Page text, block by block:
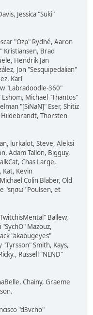
Jessica "Suki"
"Ozp" Rydhé, Aaron
Kristiansen, Brad
Hendrik Jan
Jon "Sesquipedalian"
Karl
"Labradoodle-360"
Michael "Thantos"
"[SiNaN]" Eser, Shitiz
Thorsten
lurkalot, Steve, Aleksi
Adam Tallon, Bigguy,
Chas Large,
Kat, Kevin
Colin Blaber, Old
"sησω" Poulsen, et
Ballew,
Mazouz,
"akabugeyes"
"Tyrsson" Smith, Kays,
Russell "NEND"
Chainy, Graeme
"d3vcho"